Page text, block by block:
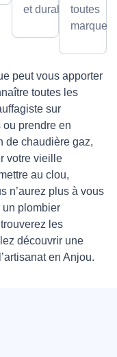
et durable.toutes
marques.
peut vous apporter
toutes les
sur
prendre en
de chaudière gaz,
votre vieille
au clou,
n’aurez plus à vous
un plombier
les
découvrir une
en Anjou.